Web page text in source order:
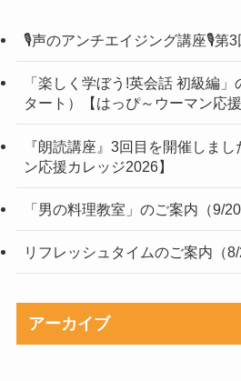
🎙声のアンチエイジング講座🎙第3
「楽しく学ぼう!英会話 初級編
タート）【はっぴ～ウーマン応援
『朗読講座』3回目を開催しま
ン応援カレッジ2026】
「男の料理教室」のご案内（9/20
リフレッシュタイムのご案内（8/
アーカイブ